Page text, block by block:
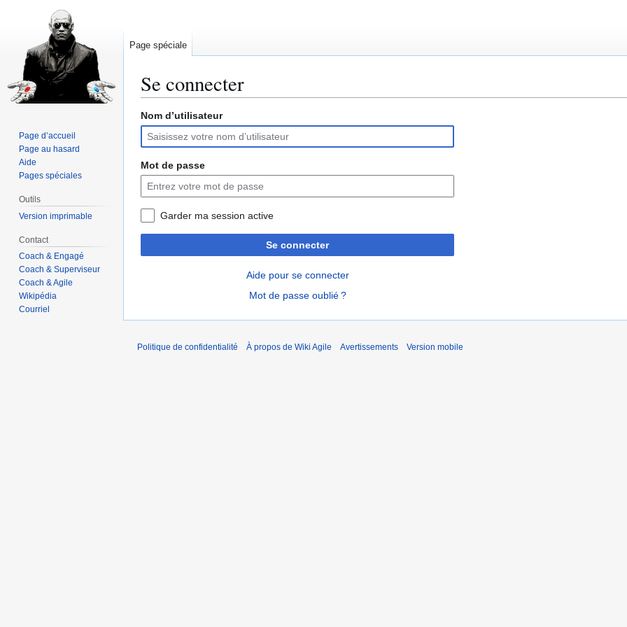
Se connecter
Aller
la
navigation
Aller
la
recherche
Nom d’utilisateur
Mot de passe
Garder ma session active
Se connecter
Aide pour se connecter
Mot de passe oublié ?
Page spéciale
Page d’accueil
Page au hasard
Aide
Pages spéciales
Outils
Version imprimable
Contact
Coach & Engagé
Coach & Superviseur
Coach & Agile
Wikipédia
Courriel
Politique de confidentialité À propos de Wiki Agile Avertissements Version mobile